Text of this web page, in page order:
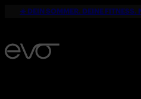
☀️ DEIN SOMMER. DEINE FITNESS.